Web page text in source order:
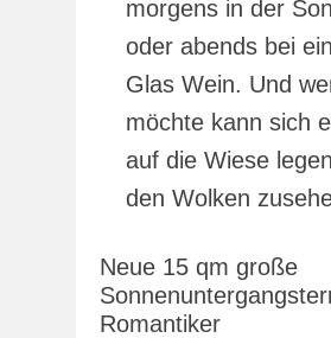
morgens in der
oder abends bei
Glas Wein. Und
möchte kann sich
auf die Wiese
den Wolken
Neue 15 qm große
Romantiker